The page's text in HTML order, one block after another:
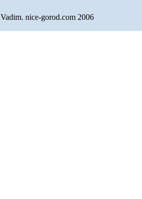
Vadim. nice-gorod.com 2006